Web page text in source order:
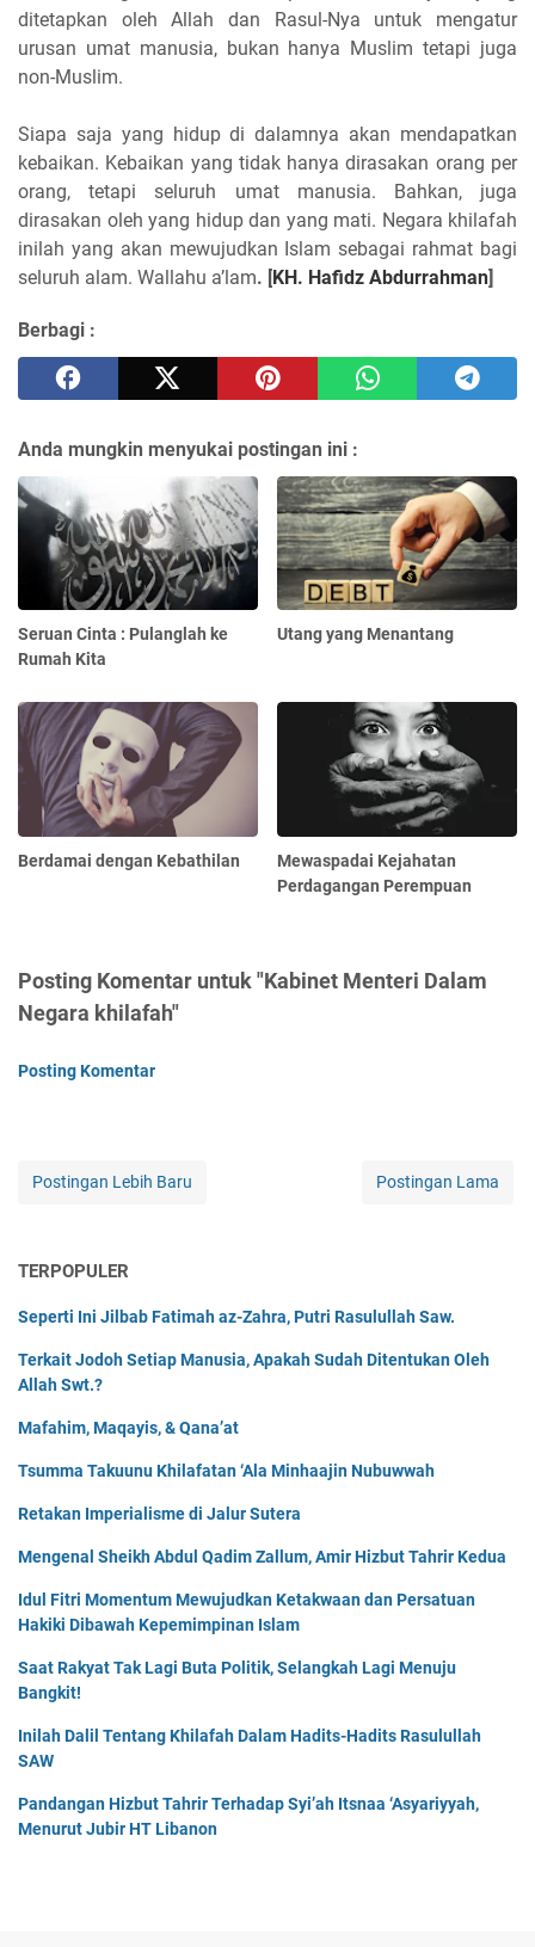
ditetapkan oleh Allah dan Rasul-Nya untuk mengatur
urusan umat manusia, bukan hanya Muslim tetapi juga
non-Muslim.
Siapa saja yang hidup di dalamnya akan mendapatkan
kebaikan. Kebaikan yang tidak hanya dirasakan orang per
orang, tetapi seluruh umat manusia. Bahkan, juga
dirasakan oleh yang hidup dan yang mati. Negara khilafah
inilah yang akan mewujudkan Islam sebagai rahmat bagi
seluruh alam. Wallahu a’lam. [KH. Hafidz Abdurrahman]
Berbagi :
Anda mungkin menyukai postingan ini :
Seruan Cinta : Pulanglah ke
Rumah Kita
Utang yang Menantang
Berdamai dengan Kebathilan
Mewaspadai Kejahatan
Perdagangan Perempuan
Posting Komentar untuk "Kabinet Menteri Dalam
Negara khilafah"
Posting Komentar
Postingan Lebih Baru Postingan Lama
TERPOPULER
Seperti Ini Jilbab Fatimah az-Zahra, Putri Rasulullah Saw.
Terkait Jodoh Setiap Manusia, Apakah Sudah Ditentukan Oleh
Allah Swt.?
Mafahim, Maqayis, & Qana’at
Tsumma Takuunu Khilafatan ‘Ala Minhaajin Nubuwwah
Retakan Imperialisme di Jalur Sutera
Mengenal Sheikh Abdul Qadim Zallum, Amir Hizbut Tahrir Kedua
Idul Fitri Momentum Mewujudkan Ketakwaan dan Persatuan
Hakiki Dibawah Kepemimpinan Islam
Saat Rakyat Tak Lagi Buta Politik, Selangkah Lagi Menuju
Bangkit!
Inilah Dalil Tentang Khilafah Dalam Hadits-Hadits Rasulullah
SAW
Pandangan Hizbut Tahrir Terhadap Syi’ah Itsnaa ‘Asyariyyah,
Menurut Jubir HT Libanon